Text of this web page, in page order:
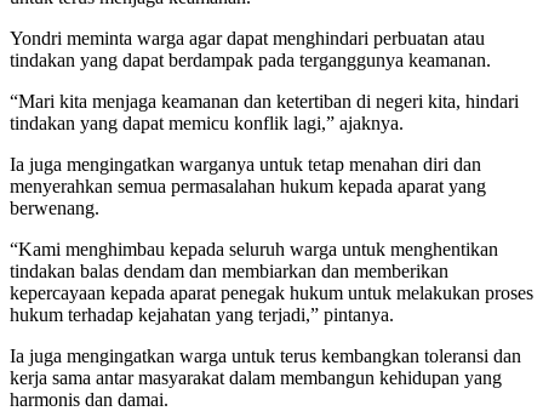
Yondri meminta warga agar dapat menghindari perbuatan atau
tindakan yang dapat berdampak pada terganggunya keamanan.
“Mari kita menjaga keamanan dan ketertiban di negeri kita, hindari
tindakan yang dapat memicu konflik lagi,” ajaknya.
Ia juga mengingatkan warganya untuk tetap menahan diri dan
menyerahkan semua permasalahan hukum kepada aparat yang
berwenang.
“Kami menghimbau kepada seluruh warga untuk menghentikan
tindakan balas dendam dan membiarkan dan memberikan
kepercayaan kepada aparat penegak hukum untuk melakukan proses
hukum terhadap kejahatan yang terjadi,” pintanya.
Ia juga mengingatkan warga untuk terus kembangkan toleransi dan
kerja sama antar masyarakat dalam membangun kehidupan yang
harmonis dan damai.